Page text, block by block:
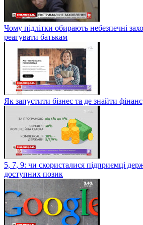
Чому підлітки обирають небезпечні
реагувати батькам
Як запустити бізнес та де знайти
5, 7, 9: чи скористалися підприємці
доступних позик